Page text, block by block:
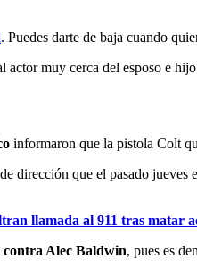
. Puedes darte de baja cuando
actor muy cerca del esposo e
informaron que la pistola Colt
dirección que el pasado jueves
llamada al 911 tras matar
contra Alec Baldwin, pues es